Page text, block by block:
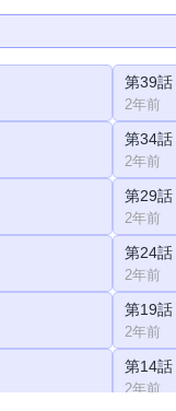
第39話
2年前
第34話
2年前
第29話
2年前
第24話
2年前
第19話
2年前
第14話
2年前